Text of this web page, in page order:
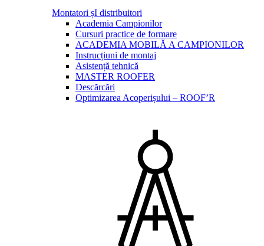
Montatori șI distribuitori
Academia Campionilor
Cursuri practice de formare
ACADEMIA MOBILĂ A CAMPIONILOR
Instrucțiuni de montaj
Asistență tehnică
MASTER ROOFER
Descărcări
Optimizarea Acoperișului – ROOF’R